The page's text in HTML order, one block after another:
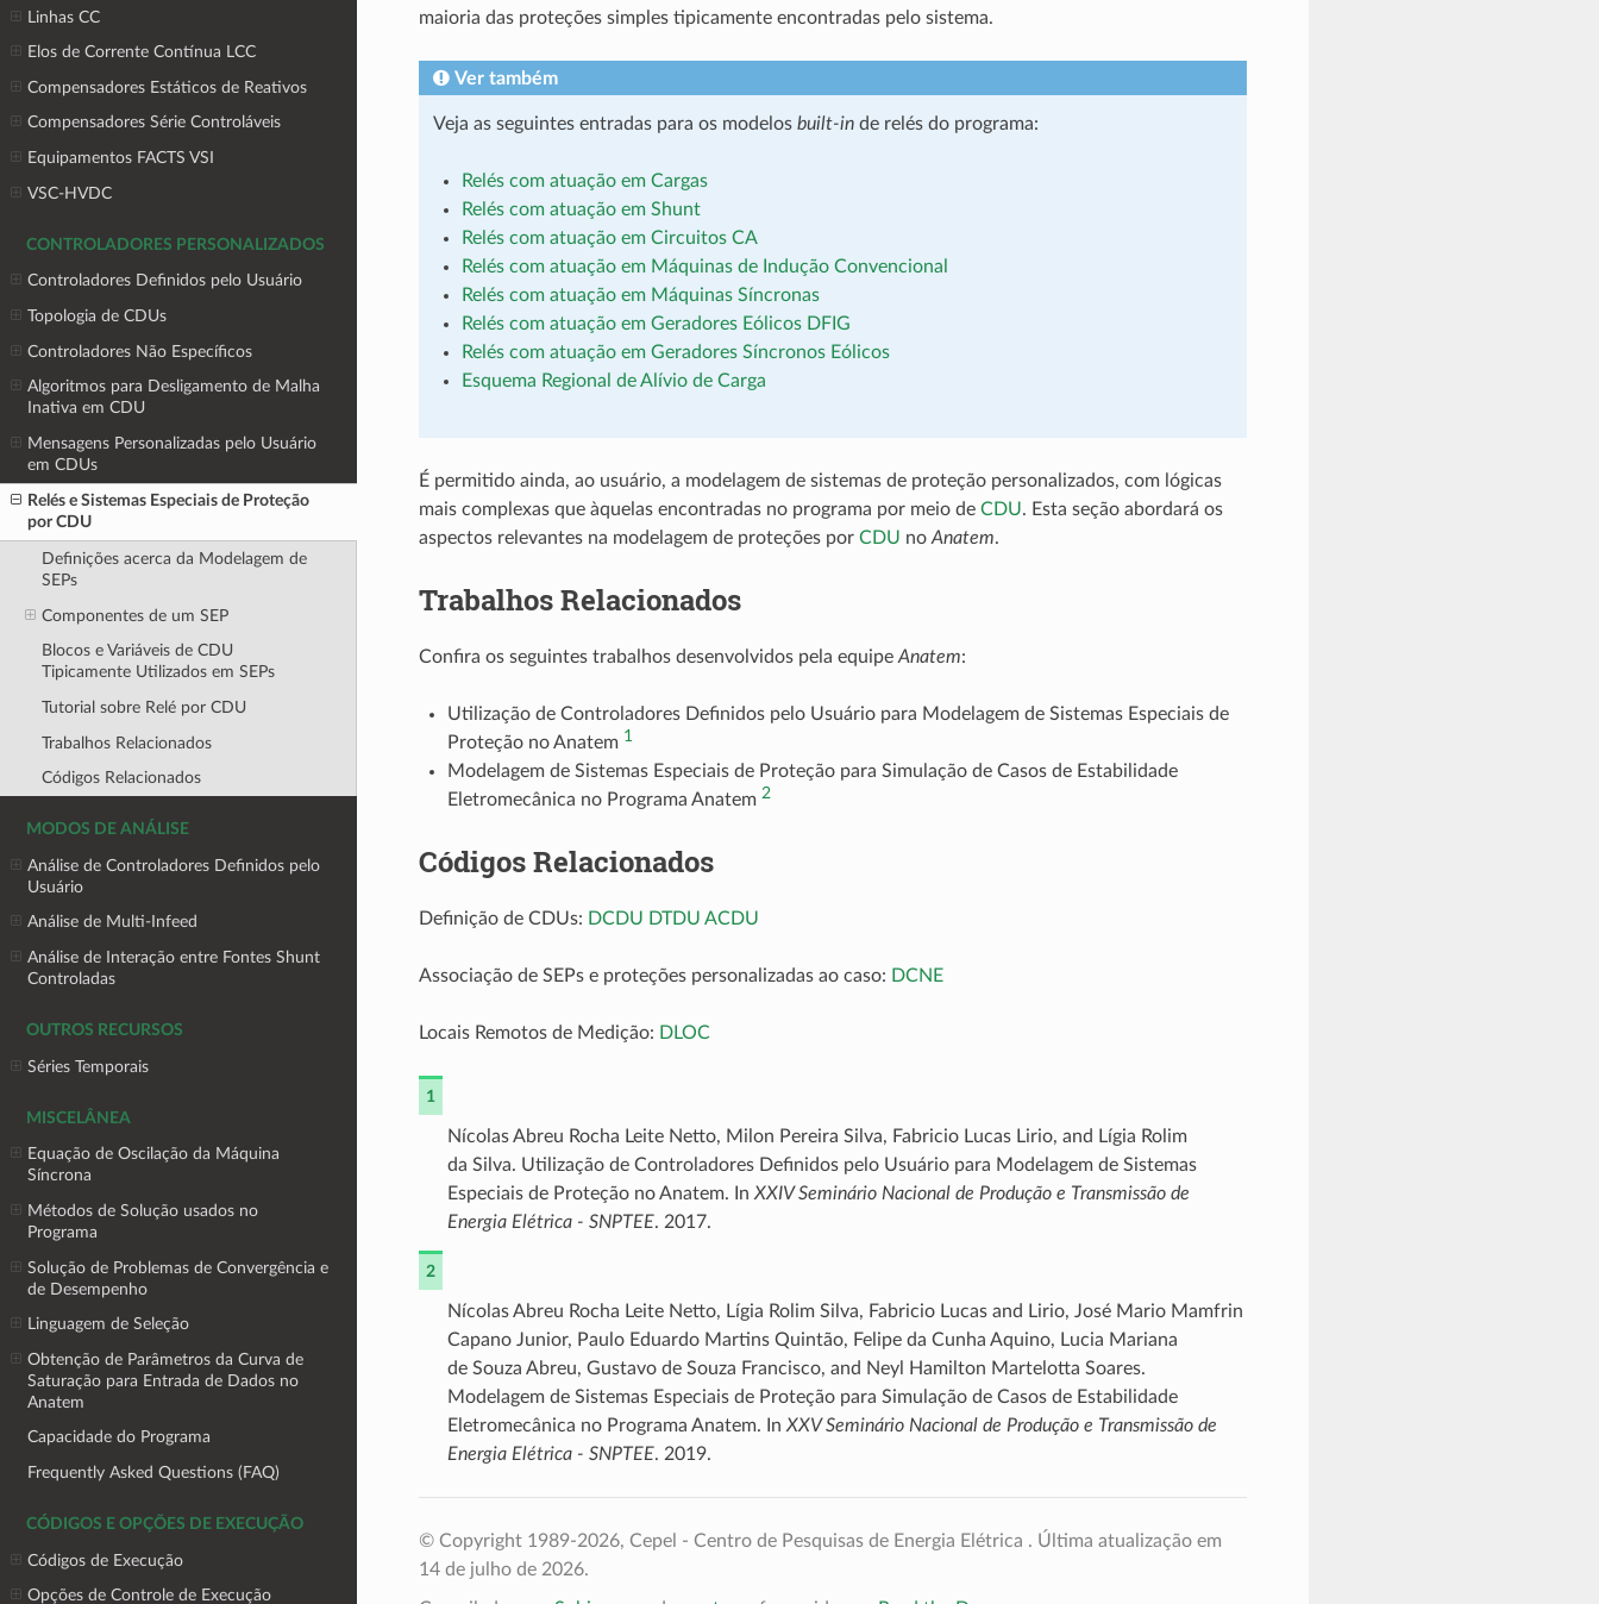
Linhas CC
Elos de Corrente Contínua LCC
Compensadores Estáticos de Reativos
Compensadores Série Controláveis
Equipamentos FACTS VSI
VSC-HVDC
CONTROLADORES PERSONALIZADOS
Controladores Definidos pelo Usuário
Topologia de CDUs
Controladores Não Específicos
Algoritmos para Desligamento de Malha
Inativa em CDU
Mensagens Personalizadas pelo Usuário
em CDUs
Relés e Sistemas Especiais de Proteção
por CDU
Definições acerca da Modelagem de
SEPs
Componentes de um SEP
Blocos e Variáveis de CDU
Tipicamente Utilizados em SEPs
Tutorial sobre Relé por CDU
Trabalhos Relacionados
Códigos Relacionados
MODOS DE ANÁLISE
Análise de Controladores Definidos pelo
Usuário
Análise de Multi-Infeed
Análise de Interação entre Fontes Shunt
Controladas
OUTROS RECURSOS
Séries Temporais
MISCELÂNEA
Equação de Oscilação da Máquina
Síncrona
Métodos de Solução usados no
Programa
Solução de Problemas de Convergência e
de Desempenho
Linguagem de Seleção
Obtenção de Parâmetros da Curva de
Saturação para Entrada de Dados no
Anatem
Capacidade do Programa
Frequently Asked Questions (FAQ)
CÓDIGOS E OPÇÕES DE EXECUÇÃO
Códigos de Execução
Opções de Controle de Execução
maioria das proteções simples tipicamente encontradas pelo sistema.
Ver também
Veja as seguintes entradas para os modelos built-inde relés do programa:
Relés com atuação em Cargas
Relés com atuação em Shunt
Relés com atuação em Circuitos CA
Relés com atuação em Máquinas de Indução Convencional
Relés com atuação em Máquinas Síncronas
Relés com atuação em Geradores Eólicos DFIG
Relés com atuação em Geradores Síncronos Eólicos
Esquema Regional de Alívio de Carga
É permitido ainda, ao usuário, a modelagem de sistemas de proteção personalizados, com lógicas
mais complexas que àquelas encontradas no programa por meio de CDU. Esta seção abordará os
aspectos relevantes na modelagem de proteções por CDU no Anatem.
Trabalhos Relacionados
Confira os seguintes trabalhos desenvolvidos pela equipe Anatem:
Utilização de Controladores Definidos pelo Usuário para Modelagem de Sistemas Especiais de
Proteção no Anatem 1
Modelagem de Sistemas Especiais de Proteção para Simulação de Casos de Estabilidade
Eletromecânica no Programa Anatem 2
Códigos Relacionados
Definição de CDUs: DCDU DTDU ACDU
Associação de SEPs e proteções personalizadas ao caso: DCNE
Locais Remotos de Medição: DLOC
1
Nícolas Abreu Rocha Leite Netto, Milon Pereira Silva, Fabricio Lucas Lirio, and Lígia Rolim
da Silva. Utilização de Controladores Definidos pelo Usuário para Modelagem de Sistemas
Especiais de Proteção no Anatem. In XXIV Seminário Nacional de Produção e Transmissão de
Energia Elétrica - SNPTEE. 2017.
2
Nícolas Abreu Rocha Leite Netto, Lígia Rolim Silva, Fabricio Lucas and Lirio, José Mario Mamfrin
Capano Junior, Paulo Eduardo Martins Quintão, Felipe da Cunha Aquino, Lucia Mariana
de Souza Abreu, Gustavo de Souza Francisco, and Neyl Hamilton Martelotta Soares.
Modelagem de Sistemas Especiais de Proteção para Simulação de Casos de Estabilidade
Eletromecânica no Programa Anatem. In XXV Seminário Nacional de Produção e Transmissão de
Energia Elétrica - SNPTEE. 2019.
© Copyright 1989-2026, Cepel - Centro de Pesquisas de Energia Elétrica . Última atualização em
14 de julho de 2026.